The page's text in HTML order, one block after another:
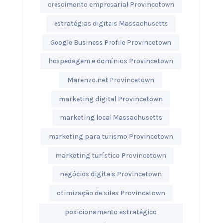
crescimento empresarial Provincetown
estratégias digitais Massachusetts
Google Business Profile Provincetown
hospedagem e domínios Provincetown
Marenzo.net Provincetown
marketing digital Provincetown
marketing local Massachusetts
marketing para turismo Provincetown
marketing turístico Provincetown
negócios digitais Provincetown
otimização de sites Provincetown
posicionamento estratégico